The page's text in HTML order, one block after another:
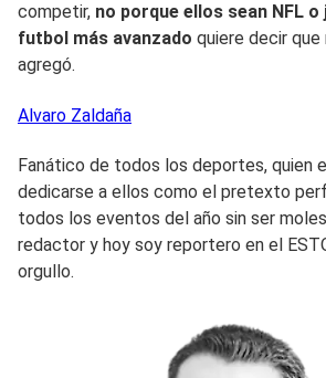
competir, no porque ellos sean NFL
futbol más avanzado quiere decir que
agregó.
Alvaro Zaldaña
Fanático de todos los deportes, quien
dedicarse a ellos como el pretexto
todos los eventos del año sin ser
redactor y hoy soy reportero en el
orgullo.